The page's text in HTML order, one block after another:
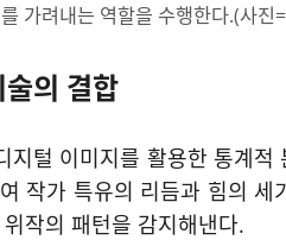
가려내는 역할을 수행한다.(사진
의 결합
털 이미지를 활용한 통계
작가 특유의 리듬과 힘의
작의 패턴을 감지해낸다.